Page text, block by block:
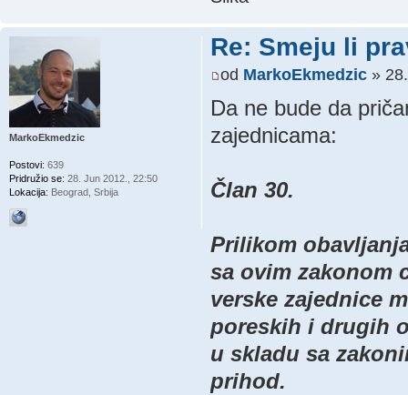
Re: Smeju li
od MarkoEkmedzic»
Da ne bude da
zajednicama:
Član 30.
Prilikom
sa ovim zakonom
verske zajednice
poreskih i drugih
u skladu sa
prihod.
MarkoEkmedzic
Postovi: 639
Pridružio se: 28. Jun 2012., 22:50
Lokacija: Beograd, Srbija